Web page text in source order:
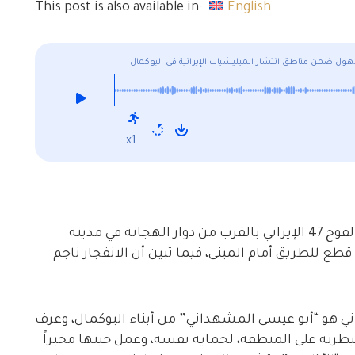
This post is also available in: English
ضمن مناطق انتشار الميليشيات الإيرانية في البوكمال
x1
رصدت شبكة ديرالزور 24 وقوع انفجار داخل مقر الفوج 47 الإيراني بالقرب من دوار الهجانة في مدينة
للطريق أمام المبنى، فيما تبين أن الانفجار ناجم
الثوري الإيراني هو “أبو عيسى المشهداني” من أبناء البوكمال، وعرف
على المنطقة، لحماية نفسه، وعمل حينها مخبراً